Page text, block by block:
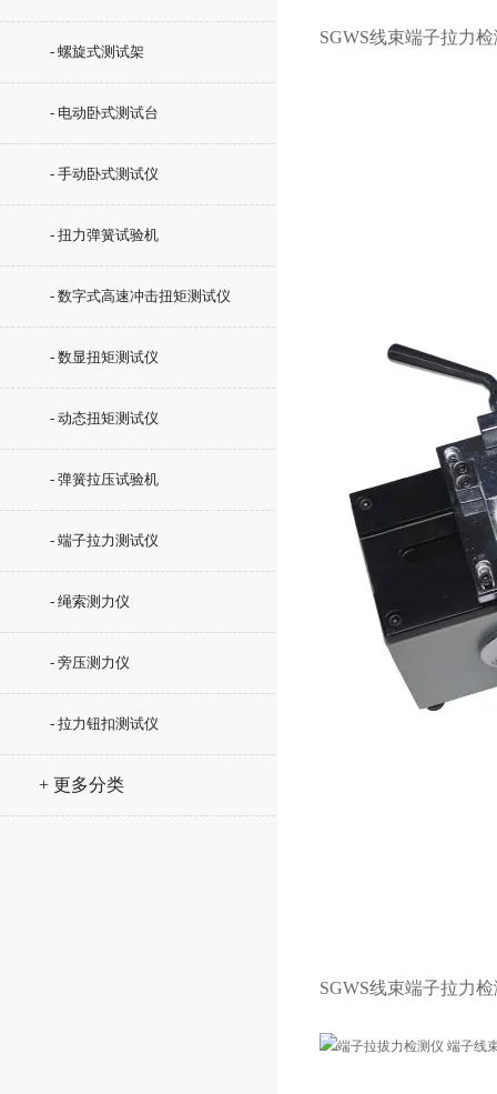
- 螺旋式测试架
- 电动卧式测试台
- 手动卧式测试仪
- 扭力弹簧试验机
- 数字式高速冲击扭矩测试仪
- 数显扭矩测试仪
- 动态扭矩测试仪
- 弹簧拉压试验机
- 端子拉力测试仪
- 绳索测力仪
- 旁压测力仪
- 拉力钮扣测试仪
+ 更多分类
SGWS线束端子拉力
SGWS线束端子拉力